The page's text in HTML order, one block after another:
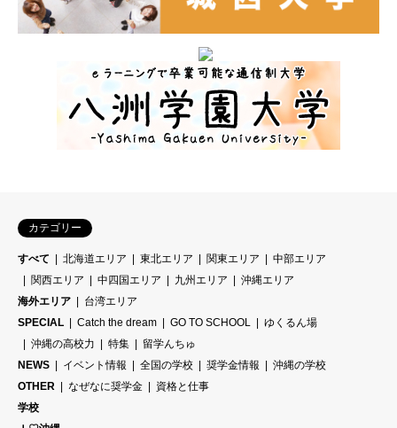
カテゴリー
すべて 北海道エリア 東北エリア 関東エリア
中部エリア
関西エリア
中四国エリア 九州エリア
沖縄エリア
海外エリア
台湾エリア
SPECIAL
Catch the dream GO TO SCHOOL
ゆくるん場
沖縄の高校力
特集
留学んちゅ
NEWS
イベント情報 全国の学校 奨学金情報
沖縄の学校
OTHER
なぜなに奨学金
資格と仕事
学校